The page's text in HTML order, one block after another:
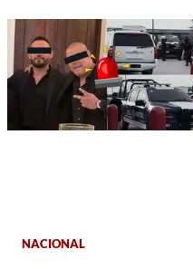
NACIONAL